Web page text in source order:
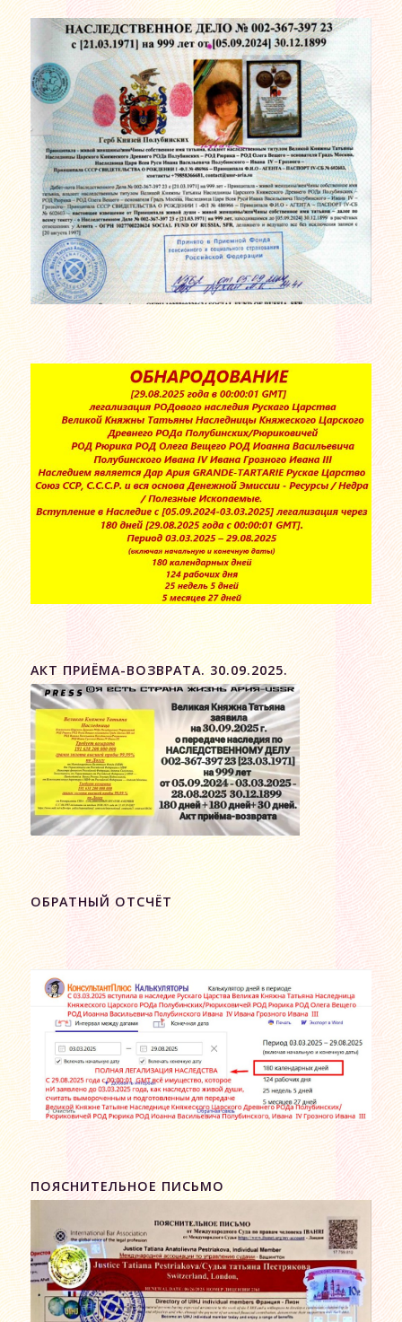
АКТ ПРИЁМА-ВОЗВРАТА. 30.09.2025.
ОБРАТНЫЙ ОТСЧЁТ
ПОЯСНИТЕЛЬНОЕ ПИСЬМО